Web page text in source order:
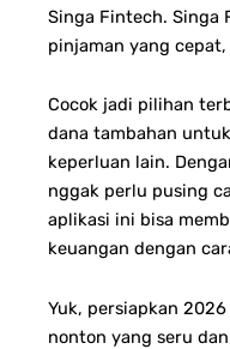
Singa Fintech. Singa
pinjaman yang
Cocok jadi pilihan
dana tambahan
keperluan lain.
nggak perlu pusing
aplikasi ini bisa
keuangan dengan
Yuk, persiapkan
nonton yang seru